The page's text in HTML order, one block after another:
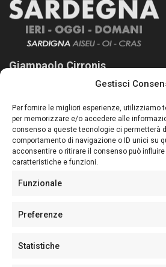
Gestisci
Per fornire le migliori esperienze, utilizziamo
per memorizzare e/o accedere alle
consenso a queste tecnologie ci permetterà
comportamento di navigazione o ID unici su
acconsentire o ritirare il consenso può
caratteristiche e funzioni.
Funzionale
Preferenze
Statistiche
Giampaolo Cirronis
Sardegna Ieri-Oggi-Domani nasce per
lettori su quanto accade in Sardegna,
nostro passato e, soprattutto, al nostro
Follow Us
Sede:Via Cristoforo Colombo 09013
Partita IVA02270380922